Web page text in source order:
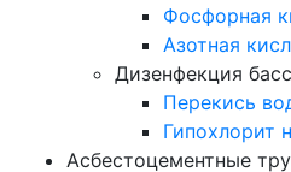
Фосфорная
Азотная
Дизенфекция
Перекись
Гипохлорит
Асбестоцементные